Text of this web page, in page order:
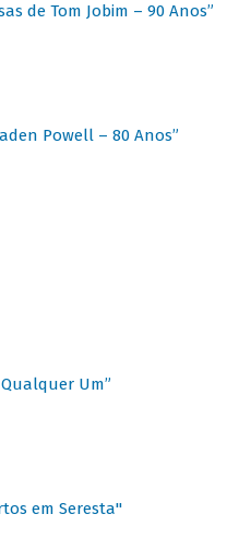
de Tom Jobim – 90 Anos”
Powell – 80 Anos”
Um”
em Seresta"